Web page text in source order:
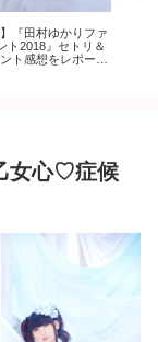
『田村ゆかりファ
ト2018』セトリ＆
ト感想をレポー
女心♡症候